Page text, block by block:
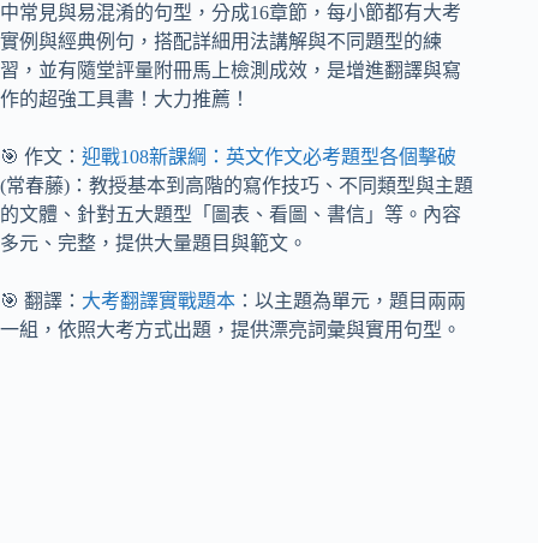
中常見與易混淆的句型，分成16章節，每小節都有大考
實例與經典例句，搭配詳細用法講解與不同題型的練
習，並有隨堂評量附冊馬上檢測成效，是增進翻譯與寫
作的超強工具書！大力推薦！
🎯 作文： 迎戰108新課綱：英文作文必考題型各個擊破
(常春藤)：教授基本到高階的寫作技巧、不同類型與主題
的文體、針對五大題型「圖表、看圖、書信」等。內容
多元、完整，提供大量題目與範文。
🎯 翻譯： 大考翻譯實戰題本 ：以主題為單元，題目兩兩
一組，依照大考方式出題，提供漂亮詞彙與實用句型。